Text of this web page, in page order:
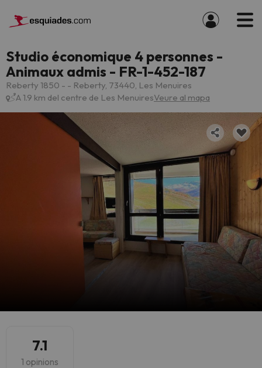
Studio économique 4 personnes -
Animaux admis - FR-1-452-187
Reberty 1850 - - Reberty, 73440, Les Menuires
A 1.9 km del centre de Les MenuiresVeure al mapa
7.1
1 opinions